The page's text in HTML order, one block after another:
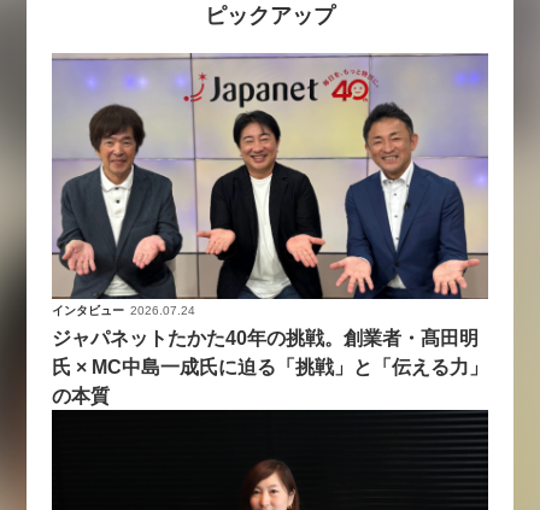
ピックアップ
インタビュー 2026.07.24
ジャパネットたかた40年の挑戦。創業者・髙田明
氏 × MC中島一成氏に迫る「挑戦」と「伝える力」
の本質